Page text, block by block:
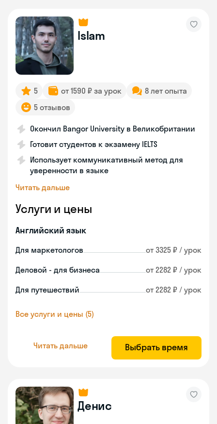
Islam
5 от 1590 ₽ за урок
8 лет опыта
5 отзывов
Окончил Bangor University в Великобритании
Готовит студентов к экзамену IELTS
Использует коммуникативный метод для
уверенности в языке
Читать дальше
Услуги и цены
Английский язык
Для маркетологов от 3325 ₽ / урок
Деловой - для бизнеса от 2282 ₽ / урок
Для путешествий от 2282 ₽ / урок
Все услуги и цены (5)
Читать дальше Выбрать время
Денис